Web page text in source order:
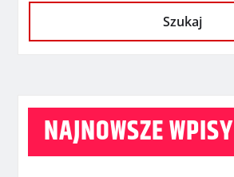
Szukaj
NAJNOWSZE WPISY